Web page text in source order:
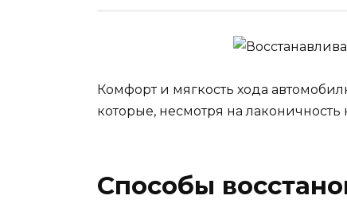
Комфорт и мягкость хода
которые, несмотря на
Способы